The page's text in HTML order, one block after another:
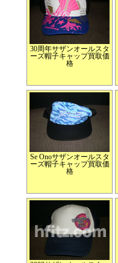
30周年サザンオールスタ
ーズ帽子キャップ買取価
格
Se Onoサザンオールスタ
ーズ帽子キャップ買取価
格